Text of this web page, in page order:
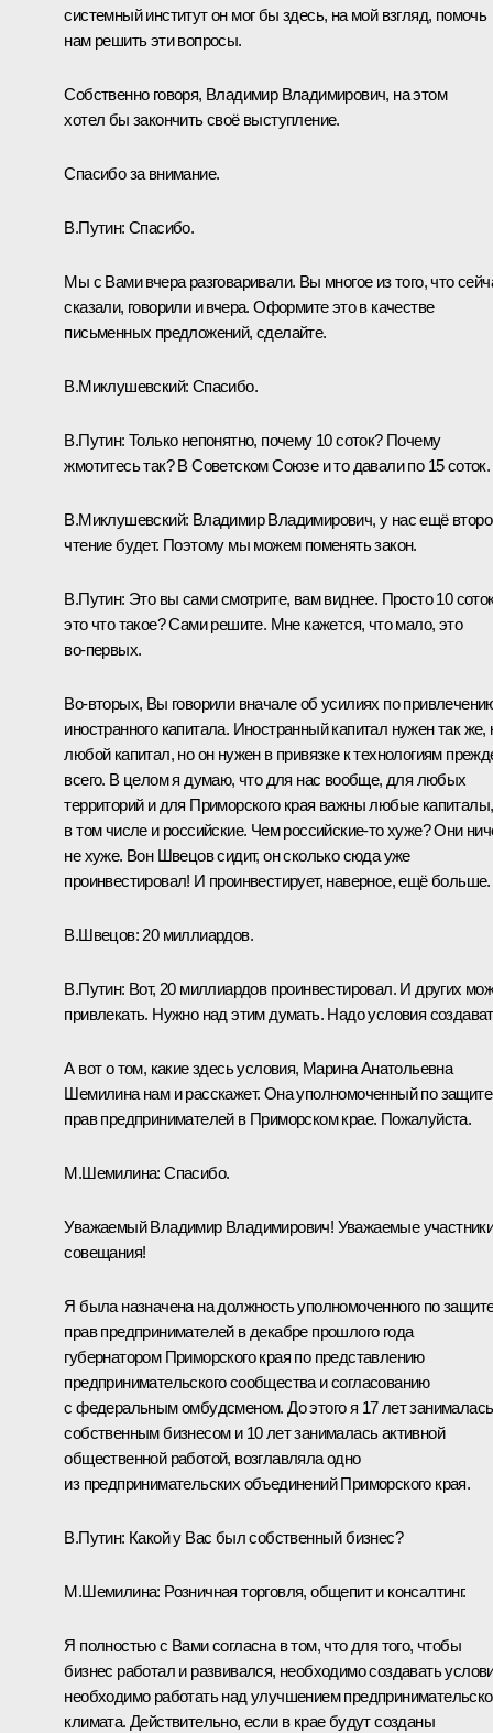
системный институт он мог бы здесь, на мой взгляд, помочь
нам решить эти вопросы.
Собственно говоря, Владимир Владимирович, на этом
хотел бы закончить своё выступление.
Спасибо за внимание.
В.Путин: Спасибо.
Мы с Вами вчера разговаривали. Вы многое из того, что
сказали, говорили и вчера. Оформите это в качестве
письменных предложений, сделайте.
В.Миклушевский: Спасибо.
В.Путин: Только непонятно, почему 10 соток? Почему
жмотитесь так? В Советском Союзе и то давали по 15 соток.
В.Миклушевский: Владимир Владимирович, у нас ещё
чтение будет. Поэтому мы можем поменять закон.
В.Путин: Это вы сами смотрите, вам виднее. Просто 10
это что такое? Сами решите. Мне кажется, что мало, это
во‑первых.
Во‑вторых, Вы говорили вначале об усилиях по
иностранного капитала. Иностранный капитал нужен так же,
любой капитал, но он нужен в привязке к технологиям
всего. В целом я думаю, что для нас вообще, для любых
территорий и для Приморского края важны любые капиталы,
в том числе и российские. Чем российские‑то хуже? Они
не хуже. Вон Швецов сидит, он сколько сюда уже
проинвестировал! И проинвестирует, наверное, ещё больше.
В.Швецов: 20 миллиардов.
В.Путин: Вот, 20 миллиардов проинвестировал. И других
привлекать. Нужно над этим думать. Надо условия
А вот о том, какие здесь условия, Марина Анатольевна
Шемилина нам и расскажет. Она уполномоченный по защите
прав предпринимателей в Приморском крае. Пожалуйста.
М.Шемилина: Спасибо.
Уважаемый Владимир Владимирович! Уважаемые
совещания!
Я была назначена на должность уполномоченного по
прав предпринимателей в декабре прошлого года
губернатором Приморского края по представлению
предпринимательского сообщества и согласованию
с федеральным омбудсменом. До этого я 17 лет занималась
собственным бизнесом и 10 лет занималась активной
общественной работой, возглавляла одно
из предпринимательских объединений Приморского края.
В.Путин: Какой у Вас был собственный бизнес?
М.Шемилина: Розничная торговля, общепит и консалтинг.
Я полностью с Вами согласна в том, что для того, чтобы
бизнес работал и развивался, необходимо создавать
необходимо работать над улучшением
климата. Действительно, если в крае будут созданы